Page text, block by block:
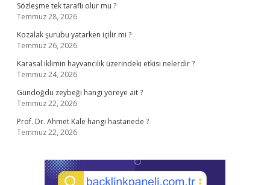
Sözleşme tek taraflı olur mu ?
Temmuz 28, 2026
Kozalak şurubu yatarken içilir mi ?
Temmuz 26, 2026
Karasal iklimin hayvancılık üzerindeki etkisi nelerdir ?
Temmuz 24, 2026
Gündoğdu zeybeği hangi yöreye ait ?
Temmuz 22, 2026
Prof. Dr. Ahmet Kale hangi hastanede ?
Temmuz 22, 2026